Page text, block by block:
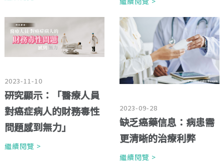
2023-11-10
研究顯示：「醫療人員
對癌症病人的財務毒性
問題感到無力」
繼續閱覽 >
2023-09-28
缺乏癌藥信息：病患需
更清晰的治療利弊
繼續閱覽 >